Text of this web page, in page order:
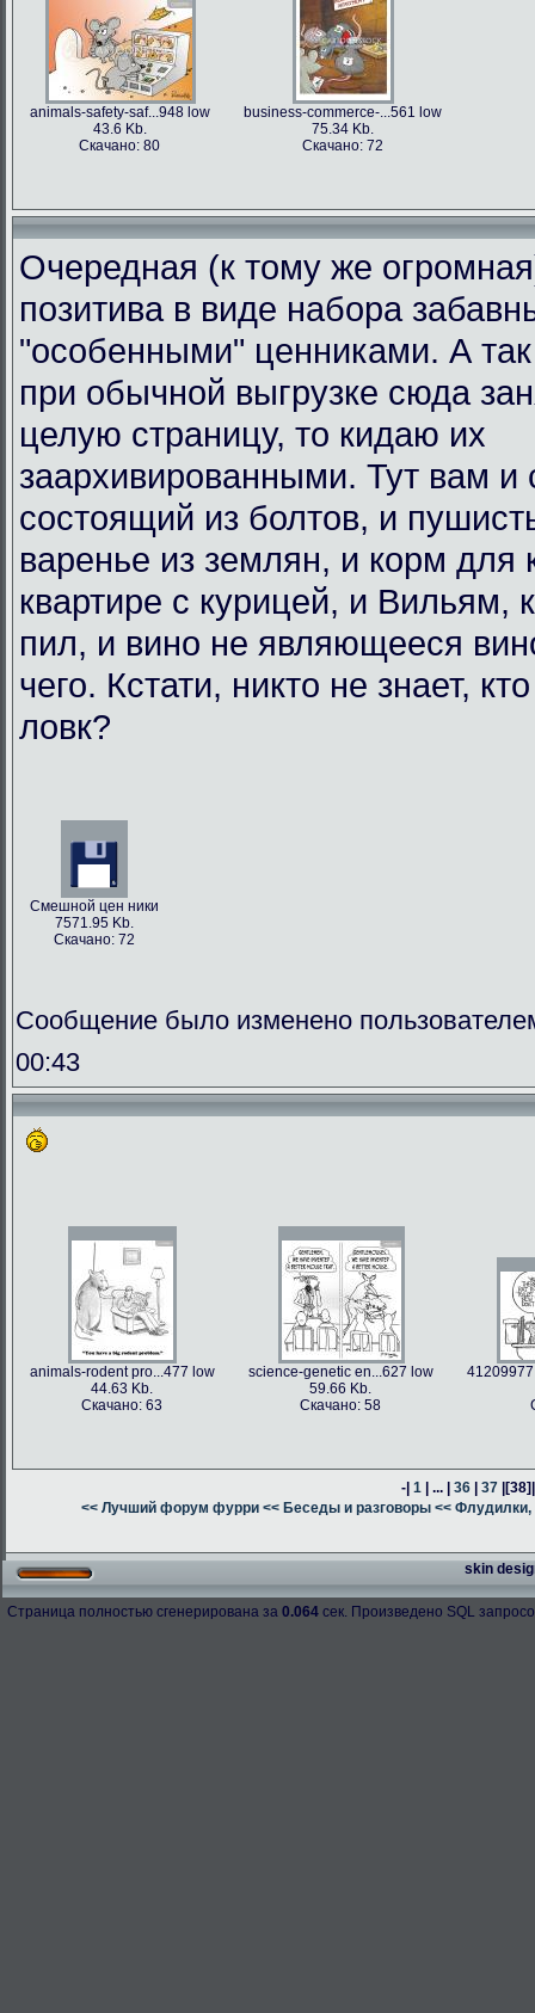
animals-safety-saf...948 low
43.6 Kb.
Скачано: 80
business-commerce-...561 low
75.34 Kb.
Скачано: 72
Очередная (к тому же
позитива в виде набора
"особенными" ценниками. А так
при обычной выгрузке сюда
целую страницу, то кидаю их
заархивированными. Тут вам и
состоящий из болтов, и
варенье из землян, и корм
квартире с курицей, и Вильям,
пил, и вино не являющееся
чего. Кстати, никто не знает,
ловк?
Смешной цен ники
7571.95 Kb.
Скачано: 72
Сообщение было изменено
00:43
animals-rodent pro...477 low
44.63 Kb.
Скачано: 63
science-genetic en...627 low
59.66 Kb.
Скачано: 58
-| 1 | ... | 36 | 37 |[38]
<< Лучший форум фурри << Беседы и разговоры << Флудилки,
skin
Страница полностью сгенерирована за 0.064 сек. Произведено SQL